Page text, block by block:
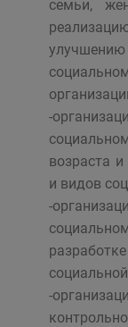
семьи,
-
возраста
и видов
-
-